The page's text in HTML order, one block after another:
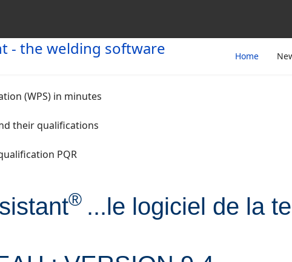
Home
(WPS) in minutes
their qualifications
PQR
® ...le logiciel de la